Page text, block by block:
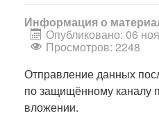
Информация о
Опубликовано: 06
Просмотров: 2248
Отправление данных
по защищённому каналу
вложении.